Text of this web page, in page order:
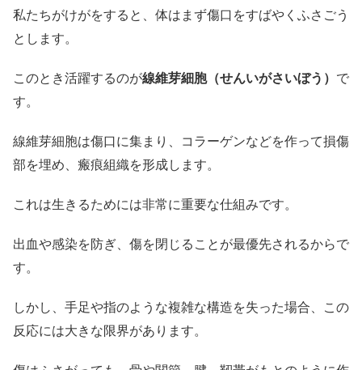
私たちがけがをすると、体はまず傷口をすばやくふさごう
とします。
このとき活躍するのが線維芽細胞（せんいがさいぼう） で
す。
線維芽細胞は傷口に集まり、コラーゲンなどを作って損傷
部を埋め、瘢痕組織を形成します。
これは生きるためには非常に重要な仕組みです。
出血や感染を防ぎ、傷を閉じることが最優先されるからで
す。
しかし、手足や指のような複雑な構造を失った場合、この
反応には大きな限界があります。